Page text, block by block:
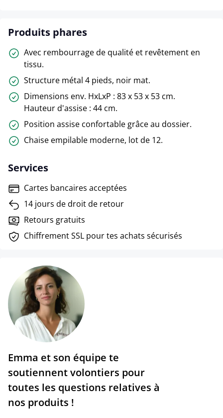
Produits phares
Avec rembourrage de qualité et revêtement en
tissu.
Structure métal 4 pieds, noir mat.
Dimensions env. HxLxP : 83 x 53 x 53 cm.
Hauteur d'assise : 44 cm.
Position assise confortable grâce au dossier.
Chaise empilable moderne, lot de 12.
Services
Cartes bancaires acceptées
14 jours de droit de retour
Retours gratuits
Chiffrement SSL pour tes achats sécurisés
Emma et son équipe te
soutiennent volontiers pour
toutes les questions relatives à
nos produits !